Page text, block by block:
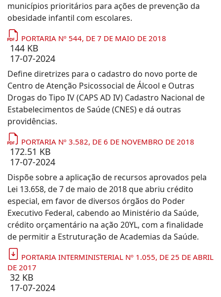
municípios prioritários para ações de prevenção da
obesidade infantil com escolares.
PORTARIA Nº 544, DE 7 DE MAIO DE 2018
144 KB
17-07-2024
Define diretrizes para o cadastro do novo porte de
Centro de Atenção Psicossocial de Álcool e Outras
Drogas do Tipo IV (CAPS AD IV) Cadastro Nacional de
Estabelecimentos de Saúde (CNES) e dá outras
providências.
PORTARIA Nº 3.582, DE 6 DE NOVEMBRO DE 2018
172.51 KB
17-07-2024
Dispõe sobre a aplicação de recursos aprovados pela
Lei 13.658, de 7 de maio de 2018 que abriu crédito
especial, em favor de diversos órgãos do Poder
Executivo Federal, cabendo ao Ministério da Saúde,
crédito orçamentário na ação 20YL, com a finalidade
de permitir a Estruturação de Academias da Saúde.
PORTARIA INTERMINISTERIAL Nº 1.055, DE 25 DE ABRIL
DE 2017
32 KB
17-07-2024